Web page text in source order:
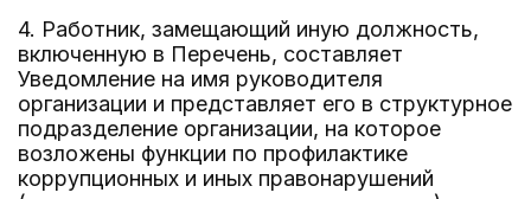
4. Работник, замещающий иную должность,
включенную в Перечень, составляет
Уведомление на имя руководителя
организации и представляет его в структурное
подразделение организации, на которое
возложены функции по профилактике
коррупционных и иных правонарушений